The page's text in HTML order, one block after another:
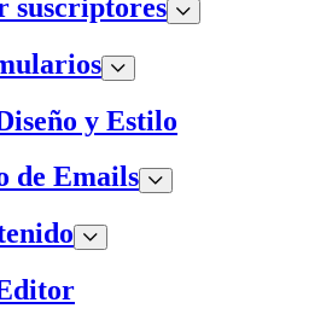
suscriptores
y Estilo
de Emails